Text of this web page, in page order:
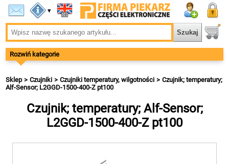
▾
Rozwiń kategorie
Sklep Czujniki Czujniki temperatury, wilgotności
Czujnik; temperatury;
Alf-Sensor; L2GGD-1500-400-Z pt100
Czujnik; temperatury; Alf-Sensor;
L2GGD-1500-400-Z pt100